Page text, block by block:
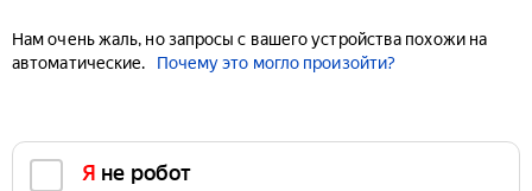
Нам очень жаль, но запросы с вашего устройства похожи на
автоматические.
Почему это могло произойти?
Я не робот